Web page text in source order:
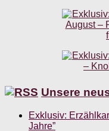
Unsere
Exklusiv:
Jahre”